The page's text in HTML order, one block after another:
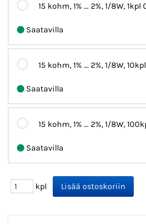
15 kohm, 1% ... 2%, 1/8W, 1kpl
Saatavilla
15 kohm, 1% ... 2%, 1/8W, 10kpl
Saatavilla
15 kohm, 1% ... 2%, 1/8W,
Saatavilla
kpl